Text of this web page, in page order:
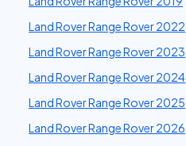
Land Rover Range Rover 2022
Land Rover Range Rover 2023
Land Rover Range Rover 2024
Land Rover Range Rover 2025
Land Rover Range Rover 2026